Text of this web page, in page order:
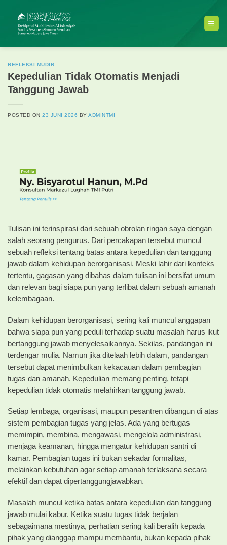
content
REFLEKSI MUDIR
Kepedulian Tidak Otomatis Menjadi
Tanggung Jawab
POSTED ON23 JUNI 2026 BYADMINTMI
Tulisan ini terinspirasi dari sebuah obrolan ringan saya dengan
salah seorang pengurus. Dari percakapan tersebut muncul
sebuah refleksi tentang batas antara kepedulian dan tanggung
jawab dalam kehidupan berorganisasi. Meski lahir dari konteks
tertentu, gagasan yang dibahas dalam tulisan ini bersifat umum
dan relevan bagi siapa pun yang terlibat dalam sebuah amanah
kelembagaan.
Dalam kehidupan berorganisasi, sering kali muncul anggapan
bahwa siapa pun yang peduli terhadap suatu masalah harus ikut
bertanggung jawab menyelesaikannya. Sekilas, pandangan ini
terdengar mulia. Namun jika ditelaah lebih dalam, pandangan
tersebut dapat menimbulkan kekacauan dalam pembagian
tugas dan amanah. Kepedulian memang penting, tetapi
kepedulian tidak otomatis melahirkan tanggung jawab.
Setiap lembaga, organisasi, maupun pesantren dibangun di atas
sistem pembagian tugas yang jelas. Ada yang bertugas
memimpin, membina, mengawasi, mengelola administrasi,
menjaga keamanan, hingga mengatur kehidupan santri di
kamar. Pembagian tugas ini bukan sekadar formalitas,
melainkan kebutuhan agar setiap amanah terlaksana secara
efektif dan dapat dipertanggungjawabkan.
Masalah muncul ketika batas antara kepedulian dan tanggung
jawab mulai kabur. Ketika suatu tugas tidak berjalan
sebagaimana mestinya, perhatian sering kali beralih kepada
pihak yang dianggap mampu membantu, bukan kepada pihak